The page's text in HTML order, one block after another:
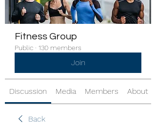
Fitness Group
Public · 130 members
Join
Discussion Media Members About
Back